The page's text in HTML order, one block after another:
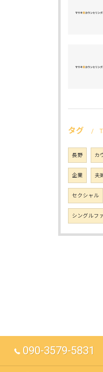
タグ
長野 カ
企業 夫
セクシャル
シングルフ
090-3579-5831